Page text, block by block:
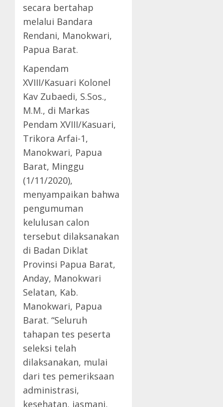
secara bertahap
melalui Bandara
Rendani, Manokwari,
Papua Barat.
Kapendam
XVIII/Kasuari Kolonel
Kav Zubaedi, S.Sos.,
M.M., di Markas
Pendam XVIII/Kasuari,
Trikora Arfai-1,
Manokwari, Papua
Barat, Minggu
(1/11/2020),
menyampaikan bahwa
pengumuman
kelulusan calon
tersebut dilaksanakan
di Badan Diklat
Provinsi Papua Barat,
Anday, Manokwari
Selatan, Kab.
Manokwari, Papua
Barat. “Seluruh
tahapan tes peserta
seleksi telah
dilaksanakan, mulai
dari tes pemeriksaan
administrasi,
kesehatan, jasmani,